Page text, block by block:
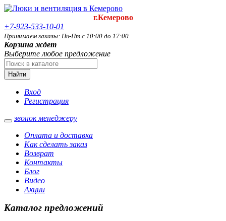
г.Кемерово
+7-923-533-10-01
Принимаем заказы: Пн-Пт с 10:00 до 17:00
Корзина ждет
Выберите любое предложение
Найти
Вход
Регистрация
звонок менеджеру
Оплата и доставка
Как сделать заказ
Возврат
Контакты
Блог
Видео
Акции
Каталог предложений